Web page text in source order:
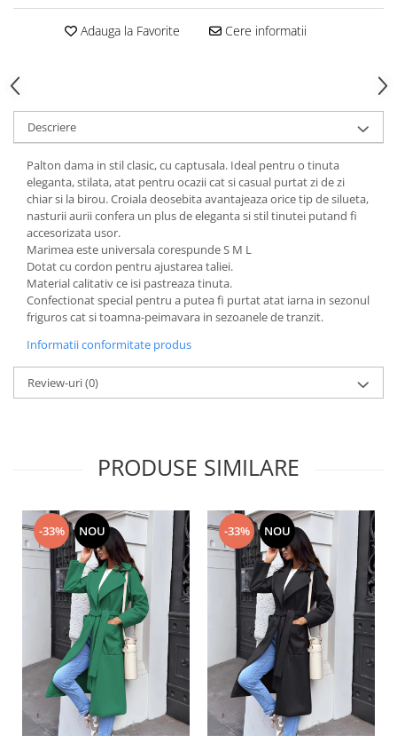
Adauga la Favorite Cere informatii
Descriere
Palton dama in stil clasic, cu captusala. Ideal pentru o tinuta
eleganta, stilata, atat pentru ocazii cat si casual purtat zi de zi
chiar si la birou. Croiala deosebita avantajeaza orice tip de silueta,
nasturii aurii confera un plus de eleganta si stil tinutei putand fi
accesorizata usor.
Marimea este universala corespunde S M L
Dotat cu cordon pentru ajustarea taliei.
Material calitativ ce isi pastreaza tinuta.
Confectionat special pentru a putea fi purtat atat iarna in sezonul
friguros cat si toamna-peimavara in sezoanele de tranzit.
Informatii conformitate produs
Review-uri(0)
PRODUSE SIMILARE
-33% NOU -33% NOU